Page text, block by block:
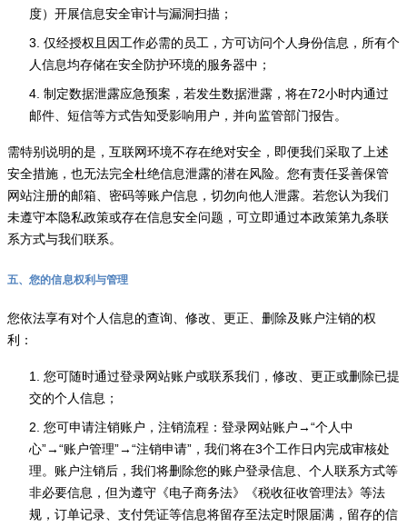
度）开展信息安全审计与漏洞扫描；
3. 仅经授权且因工作必需的员工，方可访问个人身份信息，所有个
人信息均存储在安全防护环境的服务器中；
4. 制定数据泄露应急预案，若发生数据泄露，将在72小时内通过
邮件、短信等方式告知受影响用户，并向监管部门报告。
需特别说明的是，互联网环境不存在绝对安全，即便我们采取了上述
安全措施，也无法完全杜绝信息泄露的潜在风险。您有责任妥善保管
网站注册的邮箱、密码等账户信息，切勿向他人泄露。若您认为我们
未遵守本隐私政策或存在信息安全问题，可立即通过本政策第九条联
系方式与我们联系。
五、您的信息权利与管理
您依法享有对个人信息的查询、修改、更正、删除及账户注销的权
利：
1. 您可随时通过登录网站账户或联系我们，修改、更正或删除已提
交的个人信息；
2. 您可申请注销账户，注销流程：登录网站账户→“个人中
心”→“账户管理”→“注销申请”，我们将在3个工作日内完成审核处
理。账户注销后，我们将删除您的账户登录信息、个人联系方式等
非必要信息，但为遵守《电子商务法》《税收征收管理法》等法
规，订单记录、支付凭证等信息将留存至法定时限届满，留存的信